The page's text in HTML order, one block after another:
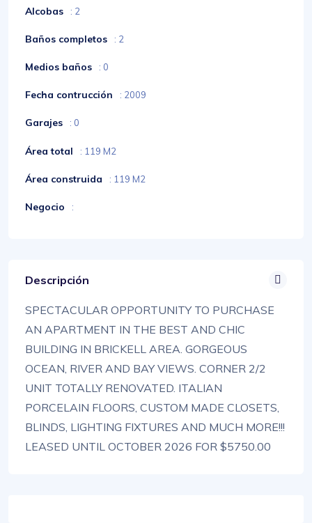
Alcobas : 2
Baños completos : 2
Medios baños : 0
Fecha contrucción : 2009
Garajes : 0
Área total : 119 M2
Área construida : 119 M2
Negocio :
Descripción
SPECTACULAR OPPORTUNITY TO PURCHASE
AN APARTMENT IN THE BEST AND CHIC
BUILDING IN BRICKELL AREA. GORGEOUS
OCEAN, RIVER AND BAY VIEWS. CORNER 2/2
UNIT TOTALLY RENOVATED. ITALIAN
PORCELAIN FLOORS, CUSTOM MADE CLOSETS,
BLINDS, LIGHTING FIXTURES AND MUCH MORE!!!
LEASED UNTIL OCTOBER 2026 FOR $5750.00